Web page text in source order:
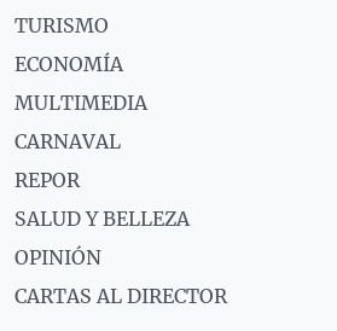
TURISMO
ECONOMÍA
MULTIMEDIA
CARNAVAL
REPOR
SALUD Y BELLEZA
OPINIÓN
CARTAS AL DIRECTOR